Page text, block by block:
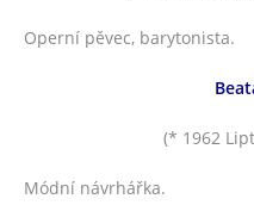
Operní pěvec, barytonista.
(* 1962
Módní návrhářka.